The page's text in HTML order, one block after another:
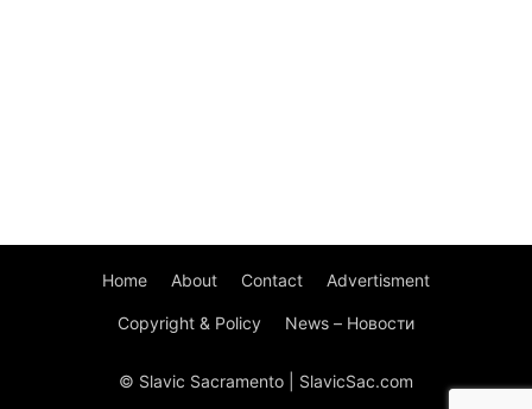
Home About Contact Advertisment
Copyright & Policy News – Новости
© Slavic Sacramento | SlavicSac.com